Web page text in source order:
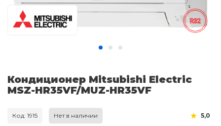
Кондиционер Mitsubishi Electric
MSZ-HR35VF/MUZ-HR35VF
Код: 1915 Нет в наличии 5,0